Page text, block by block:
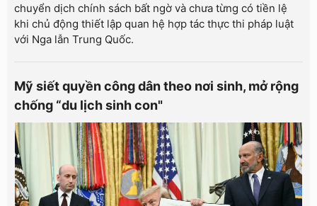
chuyển dịch chính sách bất ngờ và chưa từng có tiền lệ
khi chủ động thiết lập quan hệ hợp tác thực thi pháp luật
với Nga lẫn Trung Quốc.
Mỹ siết quyền công dân theo nơi sinh, mở rộng
chống “du lịch sinh con"